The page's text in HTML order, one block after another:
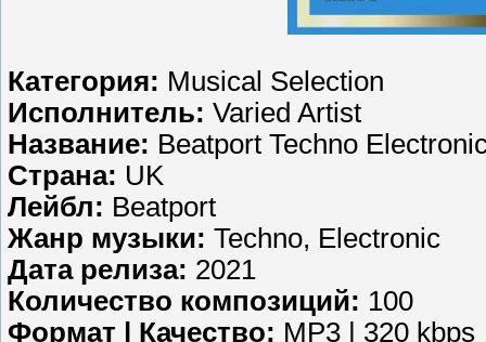
Категория: Musical Selection
Исполнитель: Varied Artist
Название: Beatport Techno
Страна: UK
Лейбл: Beatport
Жанр музыки: Techno, Electronic
Дата релиза: 2021
Количество композиций: 100
Формат | Качество: MP3 | 320 kbps